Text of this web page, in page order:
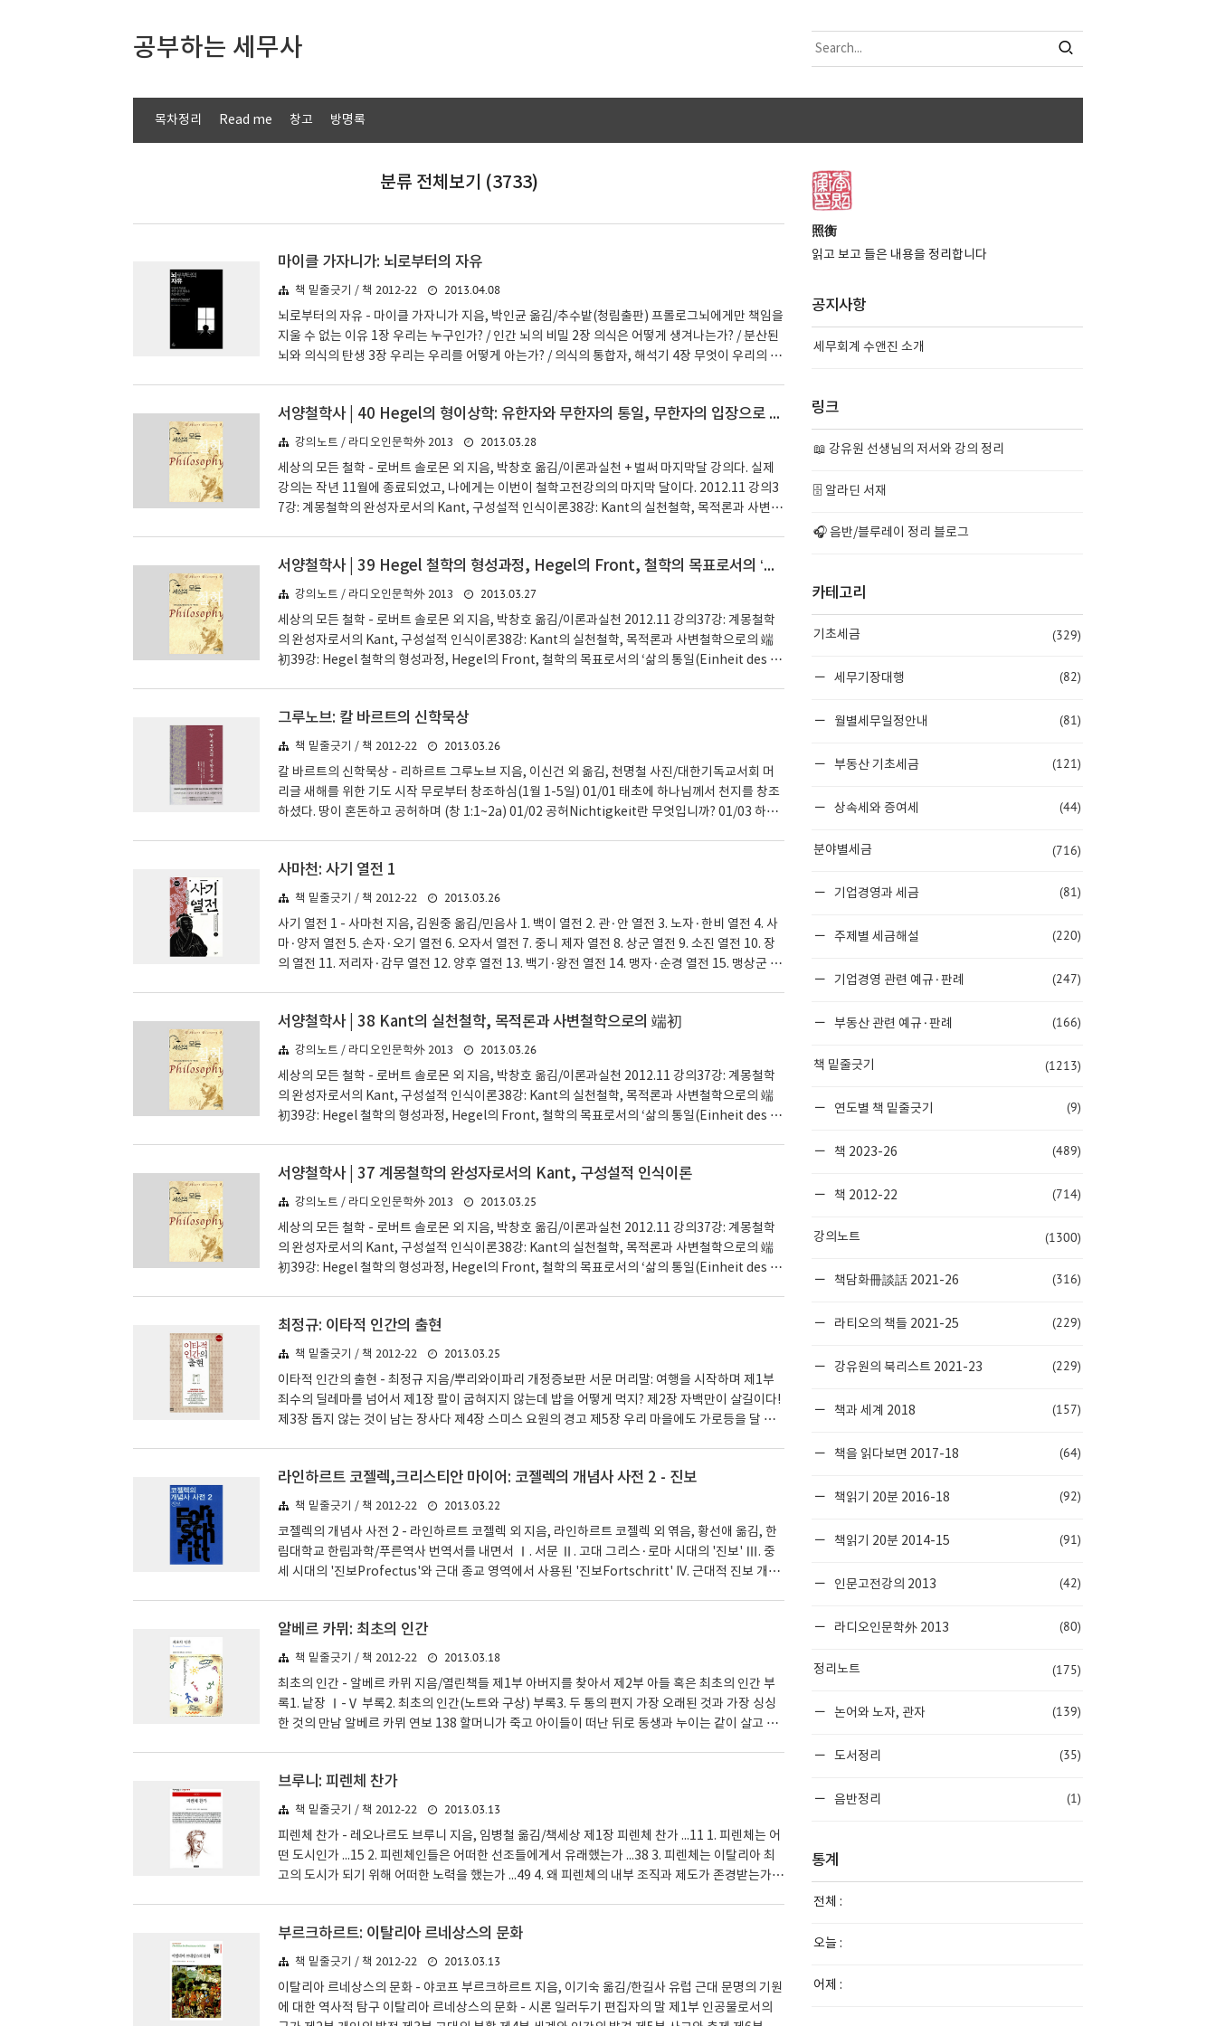
공부하는 세무사
목차정리 Read me 창고 방명록
분류 전체보기 (3733)
마이클 가자니가: 뇌로부터의 자유
책 밑줄긋기 / 책 2012-22
2013.04.08
뇌로부터의 자유 - 마이클 가자니가 지음, 박인균 옮김/추수밭(청림출판) 프롤로그­뇌에게만 책임을
지울 수 없는 이유 1장 우리는 누구인가? / 인간 뇌의 비밀 2장 의식은 어떻게 생겨나는가? / 분산된
뇌와 의식의 탄생 3장 우리는 우리를 어떻게 아는가? / 의식의 통합자, 해석기 4장 무엇이 우리의 행
의 말­히틀러의 뇌를 연구하면 홀로코스트를 막을 수 있을까? 참고문헌 찾아보기 11 이화학적 뇌ph
ysiochemical brain는 분명 우리가 이해하지 못하는 방식으로 정신을 움직이는데, 그렇게 하는
서양철학사 | 40 Hegel의 형이상학: 유한자와 무한자의 통일, 무한자의 입장으로 올라섬
강의노트 / 라디오인문학外 2013
2013.03.28
세상의 모든 철학 - 로버트 솔로몬 외 지음, 박창호 옮김/이론과실천 + 벌써 마지막달 강의다. 실제
강의는 작년 11월에 종료되었고, 나에게는 이번이 철학고전강의의 마지막 달이다. 2012.11 강의3
7강: 계몽철학의 완성자로서의 Kant, 구성설적 인식이론38강: Kant의 실천철학, 목적론과 사변철
철학사 공부 이후의 공부, 선생에게 이쁨받는 학생되는 법 20121130 40강: Hegel의 형이상학: 유
한자와 무한자의 통일, 무한자의 입장으로 올라섬; 철학사 공부 이후의 공부,..
서양철학사 | 39 Hegel 철학의 형성과정, Hegel의 Front, 철학의 목표로서의 ‘삶의 통일’
강의노트 / 라디오인문학外 2013
2013.03.27
세상의 모든 철학 - 로버트 솔로몬 외 지음, 박창호 옮김/이론과실천 2012.11 강의37강: 계몽철학
의 완성자로서의 Kant, 구성설적 인식이론38강: Kant의 실천철학, 목적론과 사변철학으로의 端
初39강: Hegel 철학의 형성과정, Hegel의 Front, 철학의 목표로서의 ‘삶의 통일(Einheit des Le
Front, 철학의 목표로서의 ‘삶의 통일(Einheit des Lebens)’헤겔 철학을 근대철학이라고 하고,
헤겔이후의 철학을 현대철학으로 잡는다.체계의 통일에 대한 관..
그루노브: 칼 바르트의 신학묵상
책 밑줄긋기 / 책 2012-22
2013.03.26
칼 바르트의 신학묵상 - 리하르트 그루노브 지음, 이신건 외 옮김, 천명철 사진/대한기독교서회 머
리글 새해를 위한 기도 시작 무로부터 창조하심(1월 1-5일) 01/01 태초에 하나님께서 천지를 창조
하셨다. 땅이 혼돈하고 공허하며 (창 1:1~2a) 01/02 공허Nichtigkeit란 무엇입니까? 01/03 하나
8 하나님으로부터 예수님의 세례와 우리의 세례(1월 9-16일) 01/09 그 무렵에 세례자 요한이 나타
나서, 유대 광야에서 선포하여 말하기를... "그는 손에 키를 들고 있으니, 타작마당..
사마천: 사기 열전 1
책 밑줄긋기 / 책 2012-22
2013.03.26
사기 열전 1 - 사마천 지음, 김원중 옮김/민음사 1. 백이 열전 2. 관·안 열전 3. 노자·한비 열전 4. 사
마·양저 열전 5. 손자·오기 열전 6. 오자서 열전 7. 중니 제자 열전 8. 상군 열전 9. 소진 열전 10. 장
의 열전 11. 저리자·감무 열전 12. 양후 열전 13. 백기·왕전 열전 14. 맹자·순경 열전 15. 맹상군 열
열전 27. 이사 열전 28. 몽염 열전 29. 장이·진여 열전 30. 위표·팽월 열전 31. 경포 열전 32. 회음후
열전 33. 한..
서양철학사 | 38 Kant의 실천철학, 목적론과 사변철학으로의 端初
강의노트 / 라디오인문학外 2013
2013.03.26
세상의 모든 철학 - 로버트 솔로몬 외 지음, 박창호 옮김/이론과실천 2012.11 강의37강: 계몽철학
의 완성자로서의 Kant, 구성설적 인식이론38강: Kant의 실천철학, 목적론과 사변철학으로의 端
初39강: Hegel 철학의 형성과정, Hegel의 Front, 철학의 목표로서의 ‘삶의 통일(Einheit des Le
학으로의 端初칸트의 실천철학 안에 아리스토텔레스, 플라톤 이런 사람들에게서 제기되어왔던 거
의 모든 기본적인 문제들이 거의 다 집약되어 들어가 있다. 칸트 이후로는 사회과학이 발달..
서양철학사 | 37 계몽철학의 완성자로서의 Kant, 구성설적 인식이론
강의노트 / 라디오인문학外 2013
2013.03.25
세상의 모든 철학 - 로버트 솔로몬 외 지음, 박창호 옮김/이론과실천 2012.11 강의37강: 계몽철학
의 완성자로서의 Kant, 구성설적 인식이론38강: Kant의 실천철학, 목적론과 사변철학으로의 端
初39강: Hegel 철학의 형성과정, Hegel의 Front, 철학의 목표로서의 ‘삶의 통일(Einheit des Le
성설적 인식이론 현대 사회에 철학적으로 직면하고 있는 여러 문제들, 그런 것들의 문제 설정에 대
한 기본적인 구도가 칸트에게 있으니까 칸트를 잘 읽는 것이 중요하다. 칸트 이후에 ..
최정규: 이타적 인간의 출현
책 밑줄긋기 / 책 2012-22
2013.03.25
이타적 인간의 출현 - 최정규 지음/뿌리와이파리 개정증보판 서문 머리말: 여행을 시작하며 제1부
죄수의 딜레마를 넘어서 제1장 팔이 굽혀지지 않는데 밥을 어떻게 먹지? 제2장 자백만이 살길이다!
제3장 돕지 않는 것이 남는 장사다 제4장 스미스 요원의 경고 제5장 우리 마을에도 가로등을 달 수
뢰는 비례한다? 제13장 대화는 값싼 수다떨기에 불과한가? 제14장 뭉쳐야 산다! 제15장 평화의 그
물망으로 욕심을 가두다 제16장 안으로는 이타적이고, 밖으로는 배타적인 제17장 당신의 이웃은
라인하르트 코젤렉,크리스티안 마이어: 코젤렉의 개념사 사전 2 - 진보
책 밑줄긋기 / 책 2012-22
2013.03.22
코젤렉의 개념사 사전 2 - 라인하르트 코젤렉 외 지음, 라인하르트 코젤렉 외 엮음, 황선애 옮김, 한
림대학교 한림과학/푸른역사 번역서를 내면서 Ⅰ. 서문 Ⅱ. 고대 그리스·로마 시대의 '진보' Ⅲ. 중
세 시대의 '진보Profectus'와 근대 종교 영역에서 사용된 '진보Fortschritt' IV. 근대적 진보 개념
상Vervillkommlichkeit' 4. '전진Progressen'에서 '진보Fortshritt'로 5. 진보적 경험과 이론
의 정립 a 과학의 기술 b..
알베르 카뮈: 최초의 인간
책 밑줄긋기 / 책 2012-22
2013.03.18
최초의 인간 - 알베르 카뮈 지음/열린책들 제1부 아버지를 찾아서 제2부 아들 혹은 최초의 인간 부
록1. 낱장 Ⅰ-Ⅴ 부록2. 최초의 인간(노트와 구상) 부록3. 두 통의 편지 가장 오래된 것과 가장 싱싱
한 것의 만남 알베르 카뮈 연보 138 할머니가 죽고 아이들이 떠난 뒤로 동생과 누이는 같이 살고 있
다. 그녀는 아이들이 생활비를 대주므로 돈이 아니라 옆에 있어 줄 사람이 필요했다. 그래서 함께 살
아온 여러 해 동안 에르네스트가 나름대로 보살펴 주었다. 그렇다, 그들은 살이 아니라 피를 나눈 남
브루니: 피렌체 찬가
책 밑줄긋기 / 책 2012-22
2013.03.13
피렌체 찬가 - 레오나르도 브루니 지음, 임병철 옮김/책세상 제1장 피렌체 찬가 ...11 1. 피렌체는 어
떤 도시인가 ...15 2. 피렌체인들은 어떠한 선조들에게서 유래했는가 ...38 3. 피렌체는 이탈리아 최
고의 도시가 되기 위해 어떠한 노력을 했는가 ...49 4. 왜 피렌체의 내부 조직과 제도가 존경받는가 ...
...110 4. 결론 - 레오나르도 부루니, 최초의 근대인 ...118 74 무엇보다도 이 도시는 '정의ius'를 신
성하게 유지하기 위해 모든 문제들을 신중히 검토하고 ..
부르크하르트: 이탈리아 르네상스의 문화
책 밑줄긋기 / 책 2012-22
2013.03.13
이탈리아 르네상스의 문화 - 야코프 부르크하르트 지음, 이기숙 옮김/한길사 유럽 근대 문명의 기원
에 대한 역사적 탐구 이탈리아 르네상스의 문화 - 시론 일러두기 편집자의 말 제1부 인공물로서의
照衡
읽고 보고 들은 내용을 정리합니다
공지사항
세무회계 수앤진 소개
링크
📖 강유원 선생님의 저서와 강의 정리
🗄️ 알라딘 서재
🎧 음반/블루레이 정리 블로그
카테고리
기초세금 (329)
세무기장대행 (82)
월별세무일정안내 (81)
부동산 기초세금 (121)
상속세와 증여세 (44)
분야별세금 (716)
기업경영과 세금 (81)
주제별 세금해설 (220)
기업경영 관련 예규·판례 (247)
부동산 관련 예규·판례 (166)
책 밑줄긋기 (1213)
연도별 책 밑줄긋기 (9)
책 2023-26 (489)
책 2012-22 (714)
강의노트 (1300)
책담화冊談話 2021-26 (316)
라티오의 책들 2021-25 (229)
강유원의 북리스트 2021-23 (229)
책과 세계 2018 (157)
책을 읽다보면 2017-18 (64)
책읽기 20분 2016-18 (92)
책읽기 20분 2014-15 (91)
인문고전강의 2013 (42)
라디오인문학外 2013 (80)
정리노트 (175)
논어와 노자, 관자 (139)
도서정리 (35)
음반정리 (1)
통계
전체 :
오늘 :
어제 :